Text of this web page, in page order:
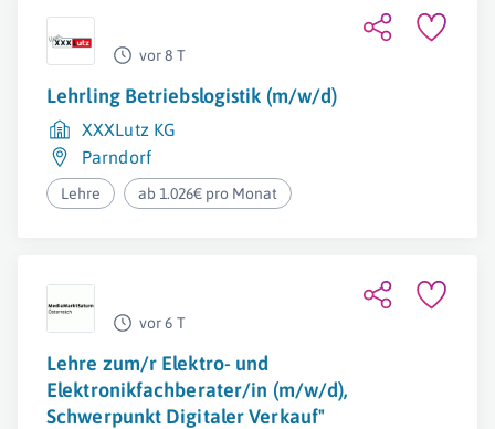
vor 8 T
Lehrling Betriebslogistik (m/w/d)
XXXLutz KG
Parndorf
Lehre ab 1.026€ pro Monat
vor 6 T
Lehre zum/r Elektro- und
Elektronikfachberater/in (m/w/d),
Schwerpunkt Digitaler Verkauf"